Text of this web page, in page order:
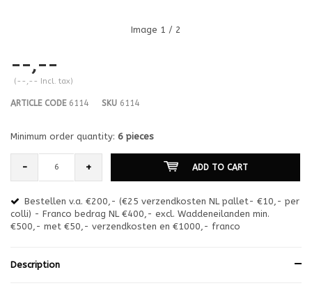
Image 1 / 2
--,--
(--,-- Incl. tax)
ARTICLE CODE6114 SKU 6114
Minimum order quantity: 6 pieces
- + ADD TO CART
Bestellen v.a. €200,- (€25 verzendkosten NL pallet- €10,- per
colli) - Franco bedrag NL €400,- excl. Waddeneilanden min.
€500,- met €50,- verzendkosten en €1000,- franco
Description